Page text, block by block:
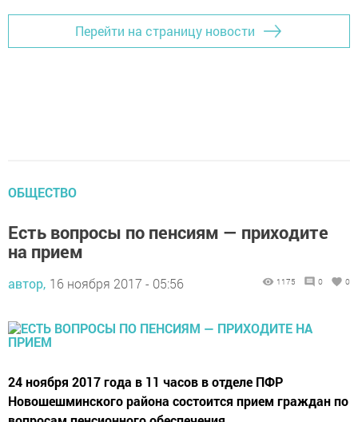
Перейти на страницу новости
ОБЩЕСТВО
Есть вопросы по пенсиям — приходите
на прием
автор, 16 ноября 2017 - 05:56 1175 0 0
24 ноября 2017 года в 11 часов в отделе ПФР
Новошешминского района состоится прием граждан по